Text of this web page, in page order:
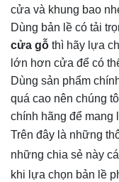
cửa và khung bao
Dùng bản lề có tải
cửa gỗ thì hãy lựa
lớn hơn cửa để có
Dùng sản phẩm
quá cao nên chúng
chính hãng để mang
Trên đây là những
những chia sẻ này
khi lựa chọn bản lề